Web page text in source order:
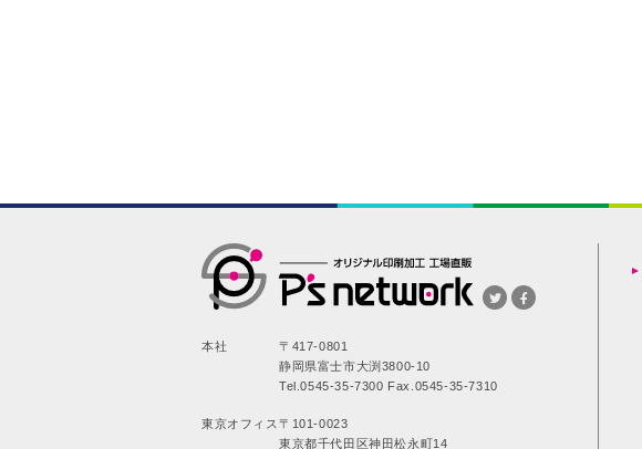
本社
〒417-0801
静岡県富士市大渕3800-10
Tel.0545-35-7300 Fax.0545-35-7310
東京オフィス 〒101-0023
東京都千代田区神田松永町14